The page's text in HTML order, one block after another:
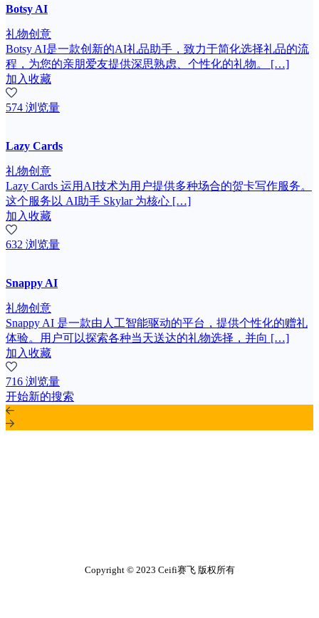
Botsy AI
礼物创意
Botsy AI是一款创新的AI礼品助手，致力于简化选择礼品的流
程，为您的亲朋爱友提供深思熟虑、个性化的礼物。 […]
加入收藏
574 浏览量
Lazy Cards
礼物创意
Lazy Cards 运用AI技术为用户提供多种场合的贺卡写作服务。
这个服务以 AI助手 Skylar 为核心 […]
加入收藏
632 浏览量
Snappy AI
礼物创意
Snappy AI 是一款由人工智能驱动的平台，提供个性化的赠礼
体验。用户可以探索各种当天送达的礼物选择，并向 […]
加入收藏
716 浏览量
开始新的搜索
Copyright © 2023 Ceifi赛飞 版权所有